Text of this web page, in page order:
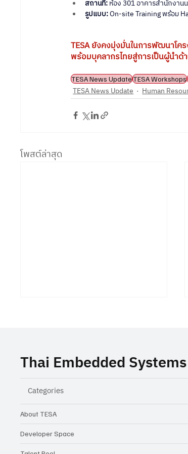
สถานที่: ห้อง 301 อาคารสำนักงา
รูปแบบ: On-site Training พร้อม
TESA ยังคงมุ่งมั่นในการพัฒนาโค
พร้อมบุคลากรไทยสู่การเป็นผู้นำด้
TESA News UpdateTESA Workshops
TESA News Update Human
โพสต์ล่าสุด
TESA ร่วมสนับสนุนงานสัมมนา
Building the Future of
Automotive Software
Thai Embedded
Categories
About TESA
Developer Space